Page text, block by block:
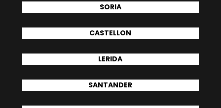
SORIA
CASTELLON
LERIDA
SANTANDER